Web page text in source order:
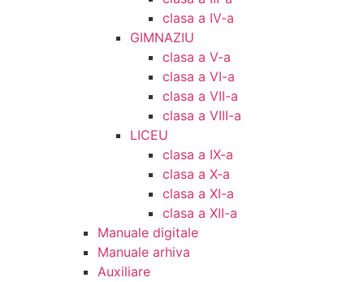
clasa a IV-a
GIMNAZIU
clasa a V-a
clasa a VI-a
clasa a VII-a
clasa a VIII-a
LICEU
clasa a IX-a
clasa a X-a
clasa a XI-a
clasa a XII-a
Manuale digitale
Manuale arhiva
Auxiliare